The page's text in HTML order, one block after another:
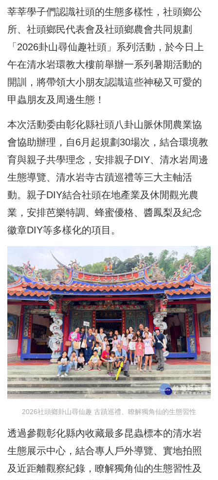
莘莘學子們認識社頭的生態多樣性，社頭鄉公
所、社頭鄉民代表會及社頭鄉農會共同規劃
「2026卦山尋仙趣社頭」系列活動，於今日上
午在清水岩環教大樓前舉辦一系列暑期活動的
開訓，將帶領大小朋友認識這些神秘又可愛的
甲蟲朋友及周邊生態！
本次活動委由彰化縣社頭八卦山脈休閒農業協
會協助辦理，自6月起規劃30場次，結合環境教
育與親子共學理念，安排親子DIY、清水岩周邊
生態導覽、清水岩寺古蹟巡禮等三大主軸活
動。親子DIY結合社頭在地產業及休閒觀光農
業，安排芭樂特調、蜂蜜優格、醬鳳梨及紀念
徽章DIY等多樣化的項目。
2026社頭鄉卦山尋仙趣 古蹟巡禮、瞭解獨角仙的生態習性
透過參觀彰化縣內收藏最多昆蟲標本的清水岩
生態展示中心，結合專人戶外導覽、實地拍照
及近距離觀察紀錄，瞭解獨角仙的生態習性及